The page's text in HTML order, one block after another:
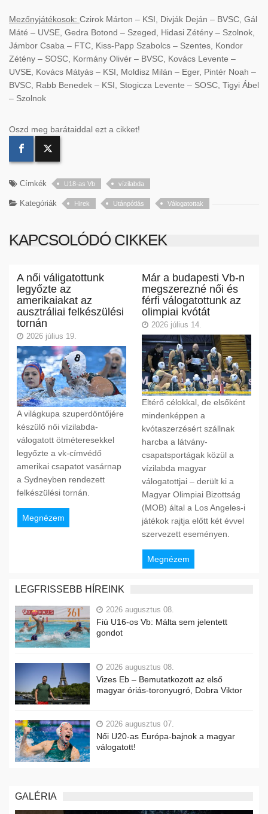
Mezőnyjátékosok: Czirok Márton – KSI, Divják Deján – BVSC, Gál
Máté – UVSE, Gedra Botond – Szeged, Hidasi Zétény – Szolnok,
Jámbor Csaba – FTC, Kiss-Papp Szabolcs – Szentes, Kondor
Zétény – SOSC, Kormány Olivér – BVSC, Kovács Levente –
UVSE, Kovács Mátyás – KSI, Moldisz Milán – Eger, Pintér Noah –
BVSC, Rabb Benedek – KSI, Stogicza Levente – SOSC, Tigyi Ábel
– Szolnok
Oszd meg barátaiddal ezt a cikket!
Címkék U18-as Vb vízilabda
Kategóriák Hirek Utánpótlás Válogatottak
KAPCSOLÓDÓ CIKKEK
A női váligatottunk
legyőzte az
amerikaiakat az
ausztráliai felkészülési
tornán
2026 július 19.
A világkupa szuperdöntőjére
készülő női vízilabda-
válogatott ötméteresekkel
legyőzte a vk-címvédő
amerikai csapatot vasárnap
a Sydneyben rendezett
felkészülési tornán.
Megnézem
Már a budapesti Vb-n
megszerezné női és
férfi válogatottunk az
olimpiai kvótát
2026 július 14.
Eltérő célokkal, de elsőként
mindenképpen a
kvótaszerzésért szállnak
harcba a látvány-
csapatsportágak közül a
vízilabda magyar
válogatottjai – derült ki a
Magyar Olimpiai Bizottság
(MOB) által a Los Angeles-i
játékok rajtja előtt két évvel
szervezett eseményen.
Megnézem
LEGFRISSEBB HÍREINK
2026 augusztus 08.
Fiú U16-os Vb: Málta sem jelentett
gondot
2026 augusztus 08.
Vizes Eb – Bemutatkozott az első
magyar óriás-toronyugró, Dobra Viktor
2026 augusztus 07.
Női U20-as Európa-bajnok a magyar
válogatott!
GALÉRIA